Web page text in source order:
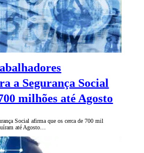
a Segurança Social
milhões até Agosto
Social afirma que os cerca de 700 mil
até Agosto…